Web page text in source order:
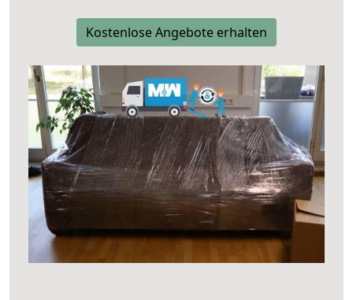
Kostenlose Angebote erhalten